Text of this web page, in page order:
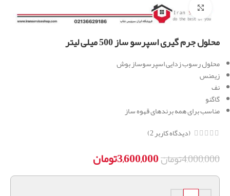
برای بزرگنمایی کلیک کنید
محلول جرم گیری اسپرسو ساز 500 میلی لیتر
محلول رسوب زدایی اسپرسوساز بوش
زیمنس
نف
گاگنو
مناسب برای همه برندهای قهوه ساز
(دیدگاه کاربر2
)
4,000,000تومان3,600,000تومان